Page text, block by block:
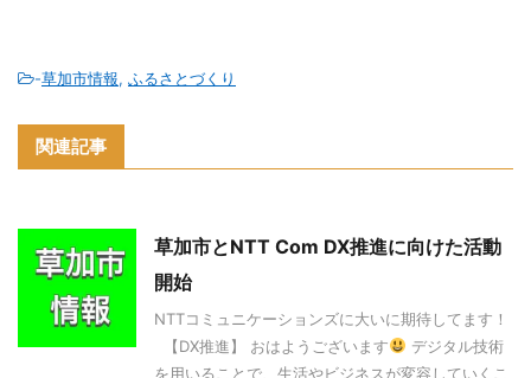
-草加市情報, ふるさとづくり
関連記事
草加市とNTT Com DX推進に向けた活動
開始
NTTコミュニケーションズに大いに期待してます！
【DX推進】 おはようございます
デジタル技術
を用いることで、生活やビジネスが変容していくこ